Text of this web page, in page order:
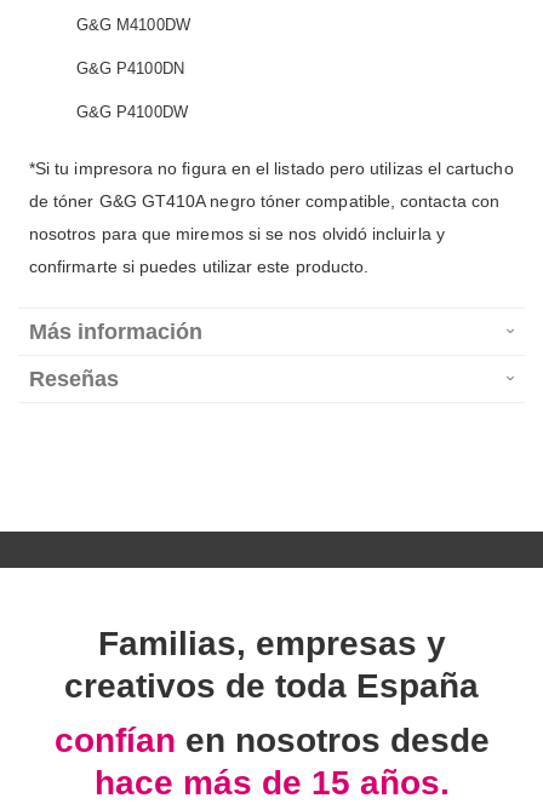
G&G M4100DW
G&G P4100DN
G&G P4100DW
*Si tu impresora no figura en el listado pero utilizas el cartucho
de tóner G&G GT410A negro tóner compatible, contacta con
nosotros para que miremos si se nos olvidó incluirla y
confirmarte si puedes utilizar este producto.
Más información
Reseñas
Familias, empresas y
creativos de toda España
confían en nosotros desde
hace más de 15 años.